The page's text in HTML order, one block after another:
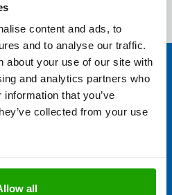
content and ads, to
and to analyse our traffic.
about your use of our site with
and analytics partners who
that you’ve
collected from your use
all